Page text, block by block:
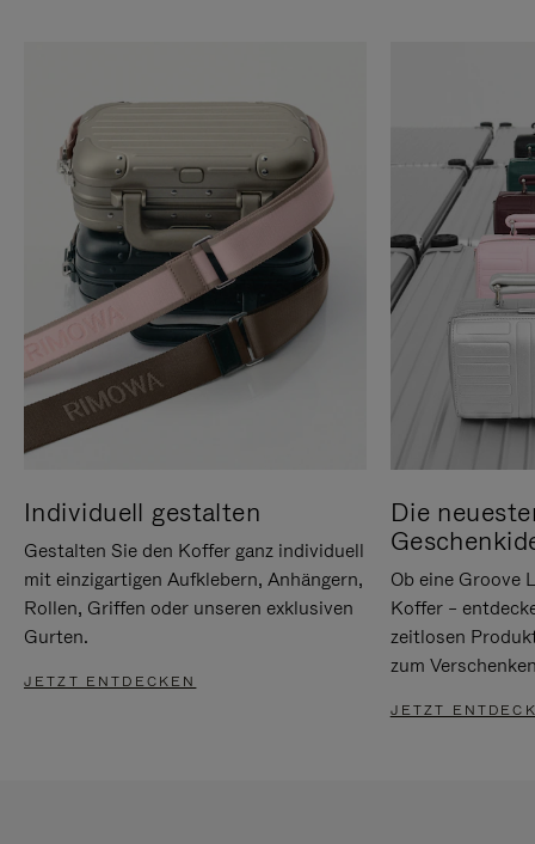
Individuell gestalten
Gestalten Sie den Koffer ganz individuell
mit einzigartigen Aufklebern, Anhängern,
Rollen, Griffen oder unseren exklusiven
Gurten.
JETZT ENTDECKEN
Die
Ob eine Groove
Koffer –
zeitlosen
zum
JETZT